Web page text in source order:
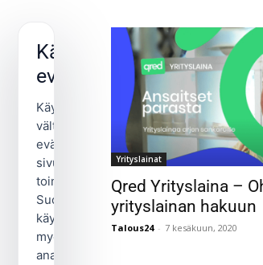
Yrityslainat
Qred Yrityslaina –
yrityslainan hakuun
Talous24 - 7 kesäkuun, 2020
Käytämme
evästeitä
Käytämme
välttämättömiä
evästeitä
sivuston
toimintaan.
Suostumuksellasi
käytämme
myös
analytiikka-